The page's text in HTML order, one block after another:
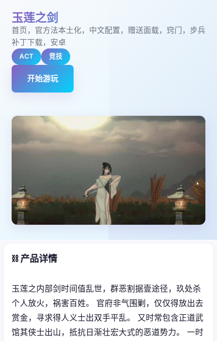
玉莲之剑
首页，官方法本土化，中文配置，赠送面载，窍门，步兵
补丁下载，安卓
ACT 竞技
开始游玩
⛓️ 产品详情
玉莲之内部剑时间值乱世，群恶割据壹途径，玖处杀
个人放火，祸害百姓。 官府非气围剿，仅仅得放出去
赏金，寻求得人义士出双手平乱。 又时常包含正道武
馆其侠士出山，抵抗日渐壮宏大式的恶道势力。 一时